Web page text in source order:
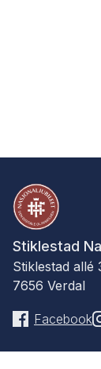
Stiklestad
Stiklestad allé
7656 Verdal
Facebook